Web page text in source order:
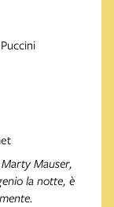
Mauser,
la notte, è